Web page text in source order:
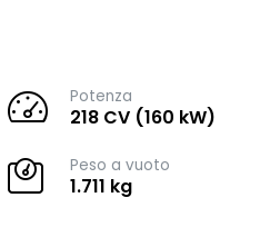
Potenza
218 CV (160 kW)
Peso a vuoto
1.711 kg